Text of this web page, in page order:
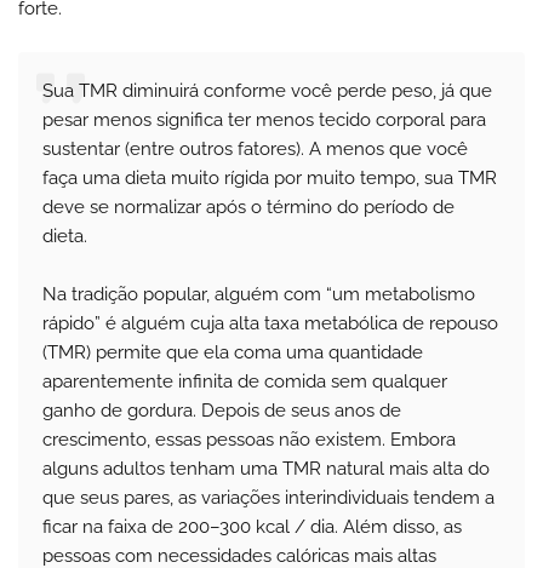
forte.
Sua TMR diminuirá conforme você perde peso, já que
pesar menos significa ter menos tecido corporal para
sustentar (entre outros fatores). A menos que você
faça uma dieta muito rígida por muito tempo, sua TMR
deve se normalizar após o término do período de
dieta.
Na tradição popular, alguém com “um metabolismo
rápido” é alguém cuja alta taxa metabólica de repouso
(TMR) permite que ela coma uma quantidade
aparentemente infinita de comida sem qualquer
ganho de gordura. Depois de seus anos de
crescimento, essas pessoas não existem. Embora
alguns adultos tenham uma TMR natural mais alta do
que seus pares, as variações interindividuais tendem a
ficar na faixa de 200–300 kcal / dia. Além disso, as
pessoas com necessidades calóricas mais altas